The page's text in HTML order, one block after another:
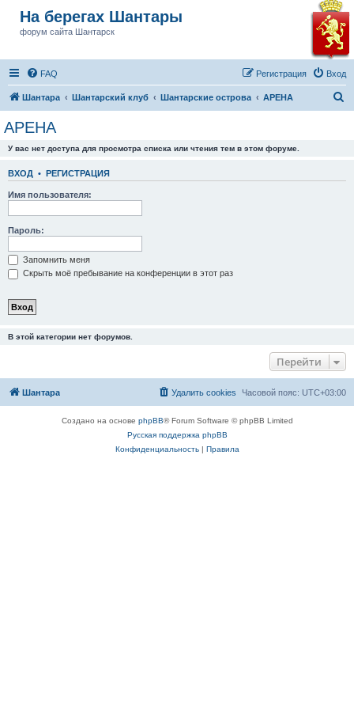
На берегах Шантары
форум сайта Шантарск
FAQ Вход
Регистрация
Шантара Шантарский клуб Шантарские острова АРЕНА
АРЕНА
У вас нет доступа для просмотра списка или чтения тем в этом форуме.
ВХОД • РЕГИСТРАЦИЯ
Имя пользователя:
Пароль:
Запомнить меня
Скрыть моё пребывание на конференции в этот раз
В этой категории нет форумов.
Перейти
Шантара Часовой пояс: UTC+03:00
Удалить cookies
Создано на основе phpBB® Forum Software © phpBB Limited
Русская поддержка phpBB
Конфиденциальность| Правила